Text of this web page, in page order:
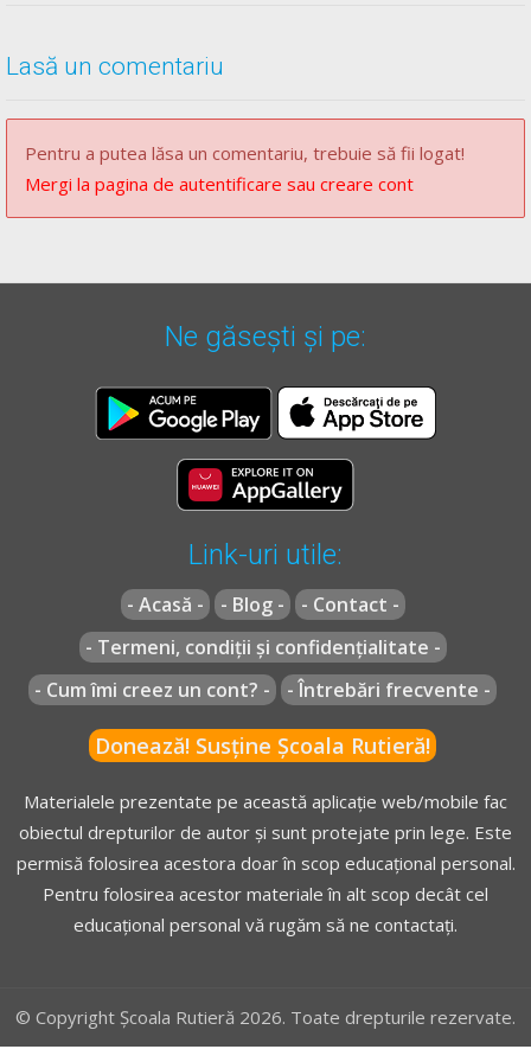
195/2002actualizat (Regulamentul codului rutier)
Lasă un comentariu
Pentru a putea lăsa un comentariu, trebuie să fii logat!
Mergi la pagina de autentificare sau creare cont
Ne găsești și pe:
Link-uri utile:
- Acasă - - Blog -
- Contact -
- Termeni, condiții și confidențialitate -
- Cum îmi creez un cont? -
- Întrebări frecvente -
Donează! Susține Școala Rutieră!
Materialele prezentate pe această aplicație web/mobile fac
obiectul drepturilor de autor și sunt protejate prin lege. Este
permisă folosirea acestora doar în scop educațional personal.
Pentru folosirea acestor materiale în alt scop decât cel
educațional personal vă rugăm să ne contactați.
© Copyright Școala Rutieră 2026. Toate drepturile rezervate.